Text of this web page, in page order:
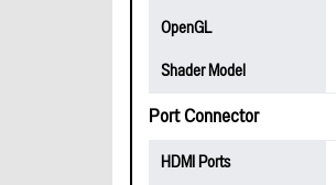
OpenGL
Shader Model
Port Connector
HDMI Ports